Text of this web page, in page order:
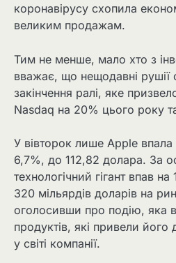
коронавірусу схопила
великим продажам.
Тим не менше, мало хто з
вважає, що нещодавні рушії
закінчення ралі, яке
Nasdaq на 20% цього року
У вівторок лише Apple
6,7%, до 112,82 долара. За
технологічний гігант впав
320 мільярдів доларів на
оголосивши про подію, яка
продуктів, які привели його
у світі компанії.